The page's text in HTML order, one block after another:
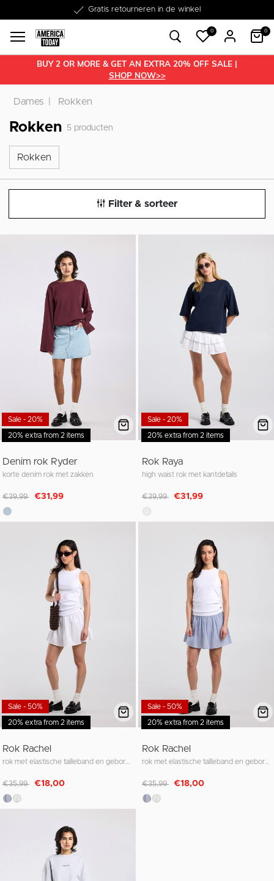
Gratis verzending vanaf €50
Binnen 1-3 werkdagen in huis
30 dagen retourrecht
Gratis retourneren in de winkel
€10 welkomstkorting
Word lid van onze Member Club!
0 0
BUY 2 OR MORE & GET AN EXTRA 20% OFF SALE |
SHOP NOW>>
Dames Rokken
Rokken 5 producten
Rokken
Filter & sorteer
20% extra from 2 items
Sale - 20%
Denim rok Ryder
korte denim rok met zakken
Afgeprijsd van
€39,99 naar
€31,99
20% extra from 2 items
Sale - 20%
Rok Raya
high waist rok met kantdetails
Afgeprijsd van
€39,99 naar
€31,99
20% extra from 2 items
Sale - 50%
Rok Rachel
Afgeprijsd van
€35,99 naar
€18,00
20% extra from 2 items
Sale - 50%
Rok Rachel
Afgeprijsd van
€35,99 naar
€18,00